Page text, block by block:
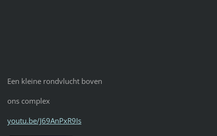
Een kleine rondvlucht boven
ons complex
youtu.be/J69AnPxR9Is